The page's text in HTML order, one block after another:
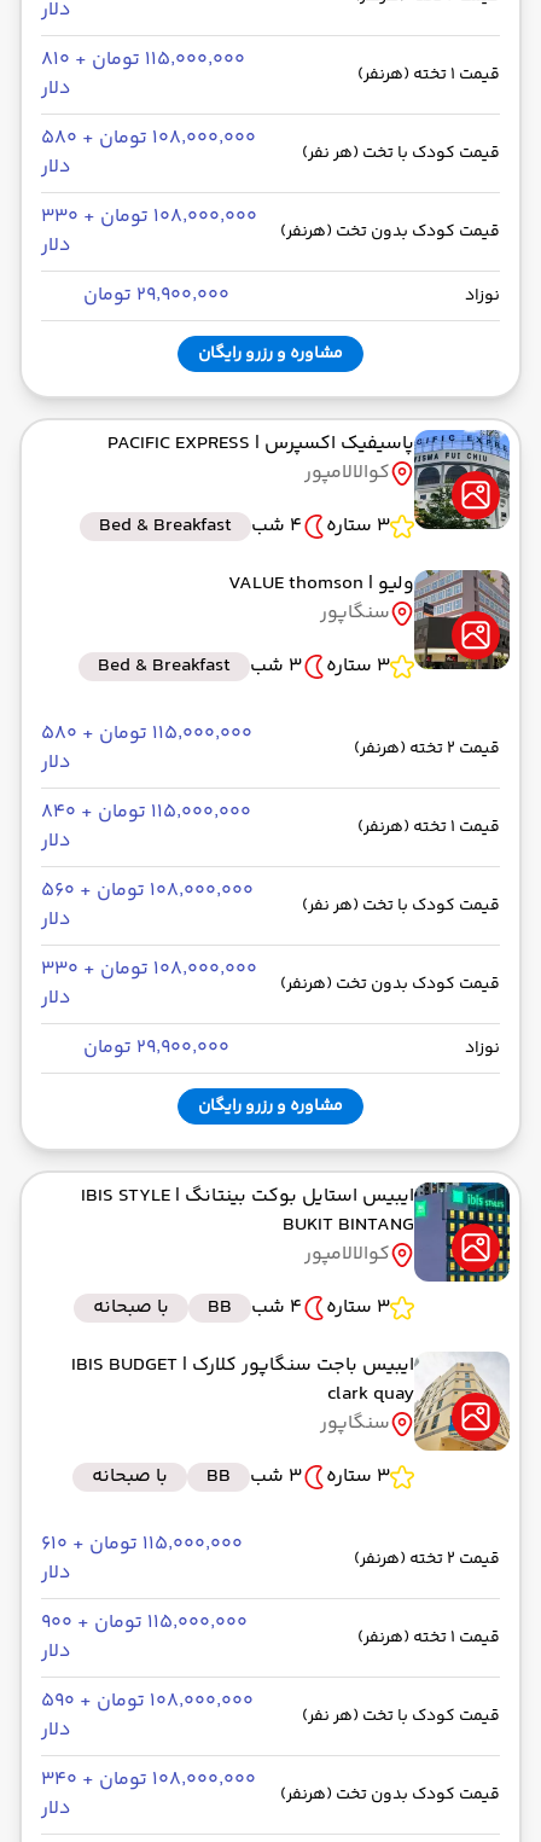
دلار
قیمت 1 تخته (هرنفر)
۱۱۵٬۰۰۰٬۰۰۰ تومان + ۸۱۰
دلار
قیمت کودک با تخت (هر نفر)
۱۰۸٬۰۰۰٬۰۰۰ تومان + ۵۸۰
دلار
قیمت کودک بدون تخت (هرنفر)
۱۰۸٬۰۰۰٬۰۰۰ تومان + ۳۳۰
دلار
نوزاد ۲۹٬۹۰۰٬۰۰۰ تومان
مشاوره و رزرو رایگان
پاسیفیک اکسپرس | PACIFIC EXPRESS
کوالالامپور
3 ستاره
4 شب
Bed & Breakfast
ولیو | VALUE thomson
سنگاپور
3 ستاره
3 شب Bed & Breakfast
قیمت 2 تخته (هرنفر)
۱۱۵٬۰۰۰٬۰۰۰ تومان + ۵۸۰
دلار
قیمت 1 تخته (هرنفر)
۱۱۵٬۰۰۰٬۰۰۰ تومان + ۸۴۰
دلار
قیمت کودک با تخت (هر نفر)
۱۰۸٬۰۰۰٬۰۰۰ تومان + ۵۶۰
دلار
قیمت کودک بدون تخت (هرنفر)
۱۰۸٬۰۰۰٬۰۰۰ تومان + ۳۳۰
دلار
نوزاد ۲۹٬۹۰۰٬۰۰۰ تومان
مشاوره و رزرو رایگان
ایبیس استایل بوکت بینتانگ | IBIS STYLE
BUKIT BINTANG
کوالالامپور
3 ستاره
4 شب BB
با صبحانه
ایبیس باجت سنگاپور کلارک | IBIS BUDGET
clark quay
سنگاپور
3 ستاره
3 شب BB با صبحانه
قیمت 2 تخته (هرنفر)
۱۱۵٬۰۰۰٬۰۰۰ تومان + ۶۱۰
دلار
قیمت 1 تخته (هرنفر)
۱۱۵٬۰۰۰٬۰۰۰ تومان + ۹۰۰
دلار
قیمت کودک با تخت (هر نفر)
۱۰۸٬۰۰۰٬۰۰۰ تومان + ۵۹۰
دلار
قیمت کودک بدون تخت (هرنفر)
۱۰۸٬۰۰۰٬۰۰۰ تومان + ۳۴۰
دلار